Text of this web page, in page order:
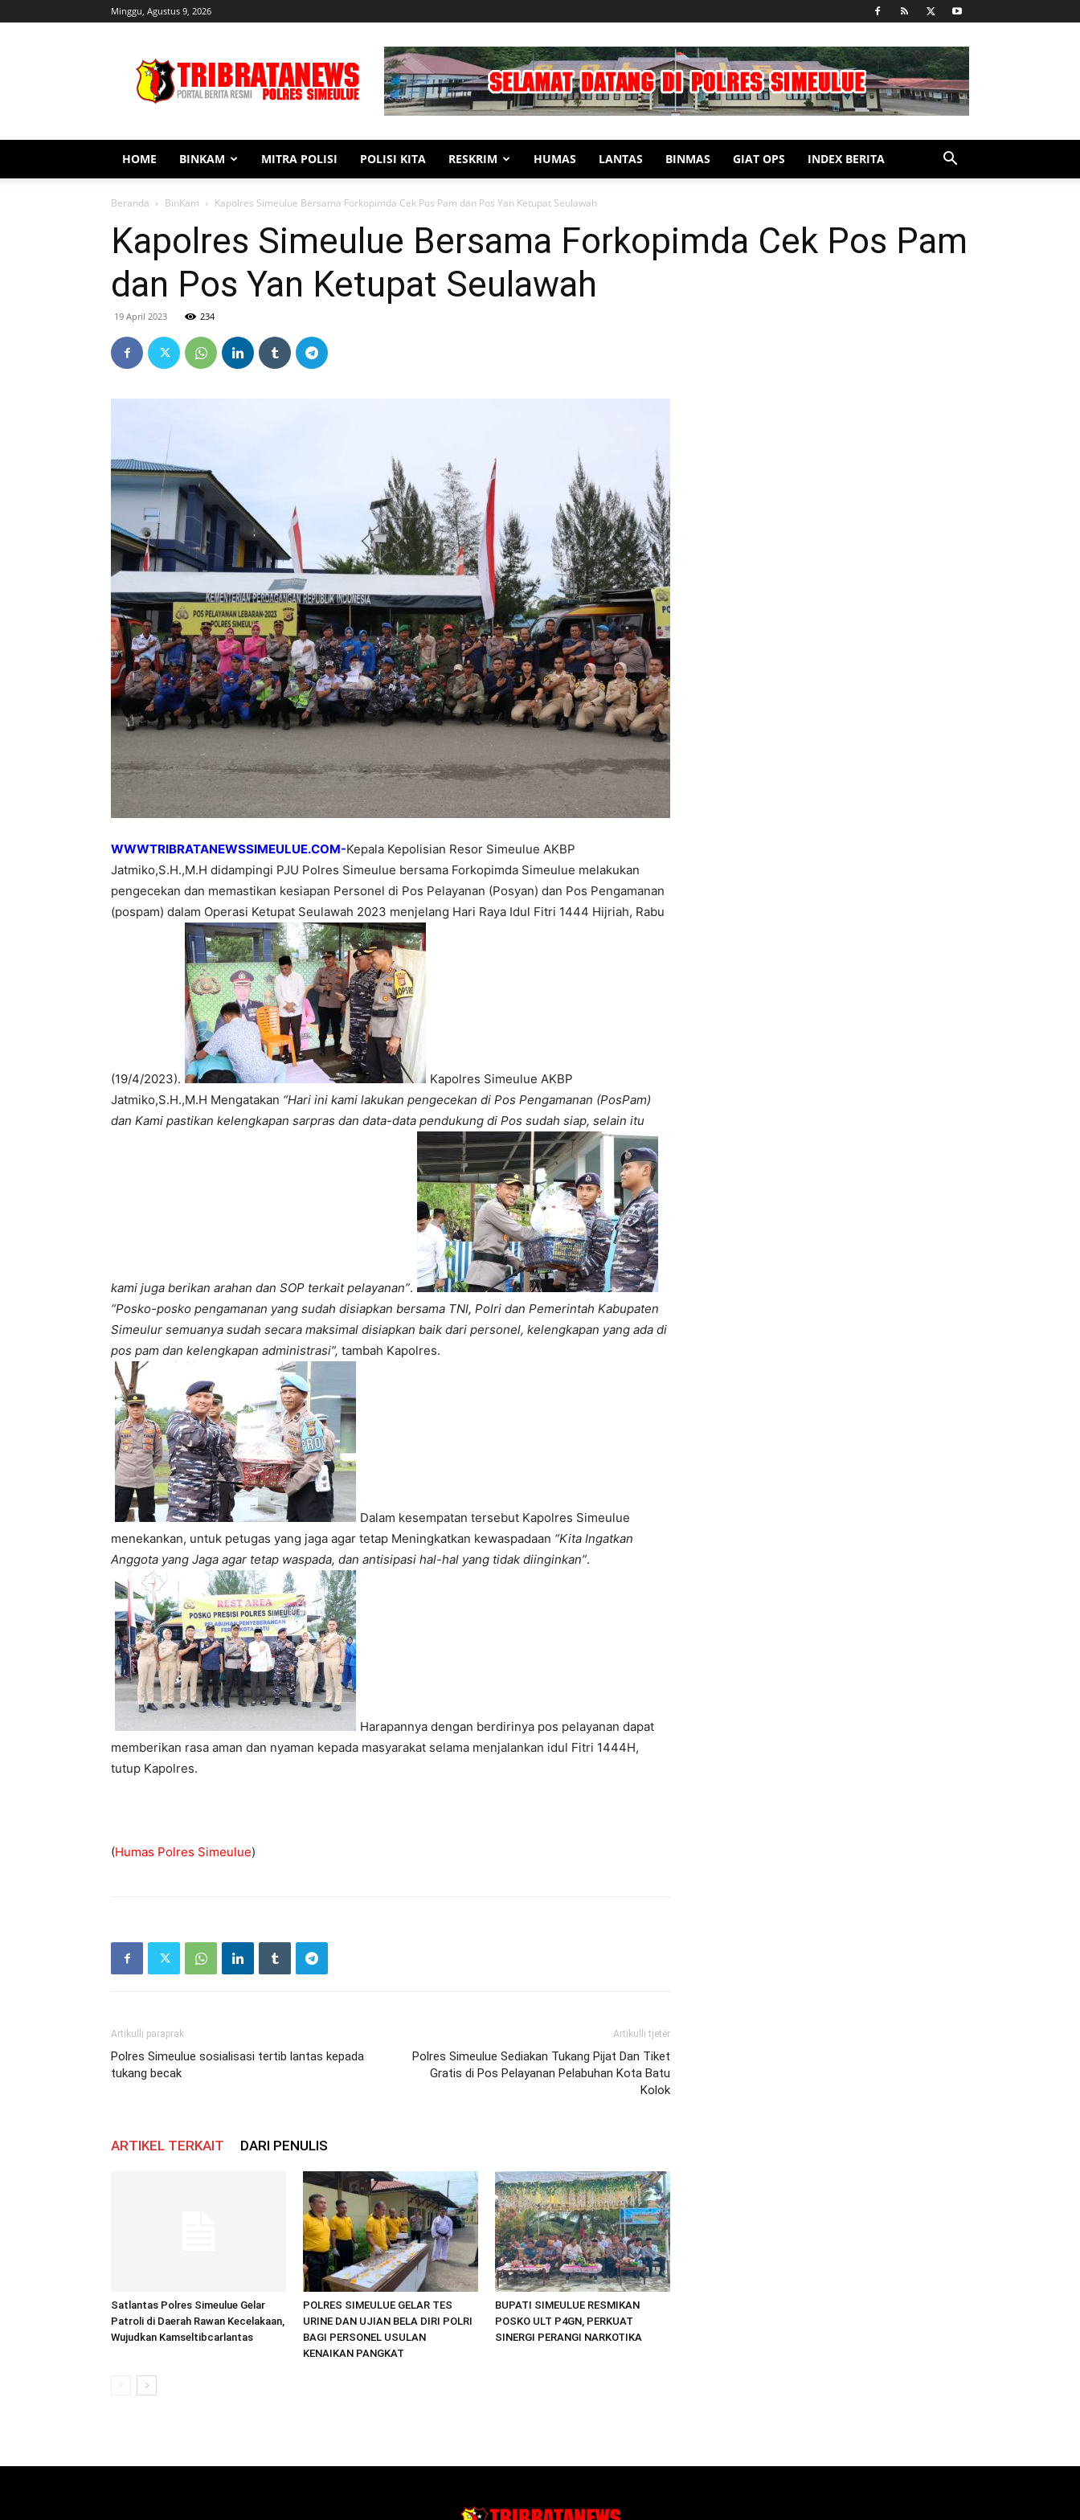
Minggu, Agustus 9, 2026
Simeulue
HOME BINKAM MITRA POLISI POLISI KITA RESKRIM HUMAS LANTAS BINMAS GIAT OPS INDEX BERITA
Beranda BinKam Kapolres Simeulue Bersama Forkopimda Cek Pos Pam dan Pos Yan Ketupat Seulawah
Kapolres Simeulue Bersama Forkopimda Cek Pos Pam
dan Pos Yan Ketupat Seulawah
19 April 2023 234
WWWTRIBRATANEWSSIMEULUE.COM-Kepala Kepolisian Resor Simeulue AKBP
Jatmiko,S.H.,M.H didampingi PJU Polres Simeulue bersama Forkopimda Simeulue melakukan
pengecekan dan memastikan kesiapan Personel di Pos Pelayanan (Posyan) dan Pos Pengamanan
(pospam) dalam Operasi Ketupat Seulawah 2023 menjelang Hari Raya Idul Fitri 1444 Hijriah, Rabu
(19/4/2023).
Kapolres Simeulue AKBP
Jatmiko,S.H.,M.H Mengatakan “Hari ini kami lakukan pengecekan di Pos Pengamanan (PosPam)
dan Kami pastikan kelengkapan sarpras dan data-data pendukung di Pos sudah siap, selain itu
kami juga berikan arahan dan SOP terkait pelayanan”.
“Posko-posko pengamanan yang sudah disiapkan bersama TNI, Polri dan Pemerintah Kabupaten
Simeulur semuanya sudah secara maksimal disiapkan baik dari personel, kelengkapan yang ada di
pos pam dan kelengkapan administrasi”, tambah Kapolres.
Dalam kesempatan tersebut Kapolres Simeulue
menekankan, untuk petugas yang jaga agar tetap Meningkatkan kewaspadaan “Kita Ingatkan
Anggota yang Jaga agar tetap waspada, dan antisipasi hal-hal yang tidak diinginkan”.
Harapannya dengan berdirinya pos pelayanan dapat
memberikan rasa aman dan nyaman kepada masyarakat selama menjalankan idul Fitri 1444H,
tutup Kapolres.
(Humas Polres Simeulue)
Artikulli paraprak
Polres Simeulue sosialisasi tertib lantas kepada
tukang becak
Artikulli tjetër
Polres Simeulue Sediakan Tukang Pijat Dan Tiket
Gratis di Pos Pelayanan Pelabuhan Kota Batu
Kolok
ARTIKEL TERKAIT DARI PENULIS
Satlantas Polres Simeulue Gelar
Patroli di Daerah Rawan Kecelakaan,
Wujudkan Kamseltibcarlantas
POLRES SIMEULUE GELAR TES
URINE DAN UJIAN BELA DIRI POLRI
BAGI PERSONEL USULAN
KENAIKAN PANGKAT
BUPATI SIMEULUE RESMIKAN
POSKO ULT P4GN, PERKUAT
SINERGI PERANGI NARKOTIKA